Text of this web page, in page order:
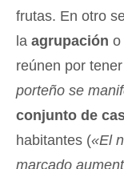
frutas. En otro
la agrupación o
reúnen por
porteño se
conjunto de
habitantes («El
marcado